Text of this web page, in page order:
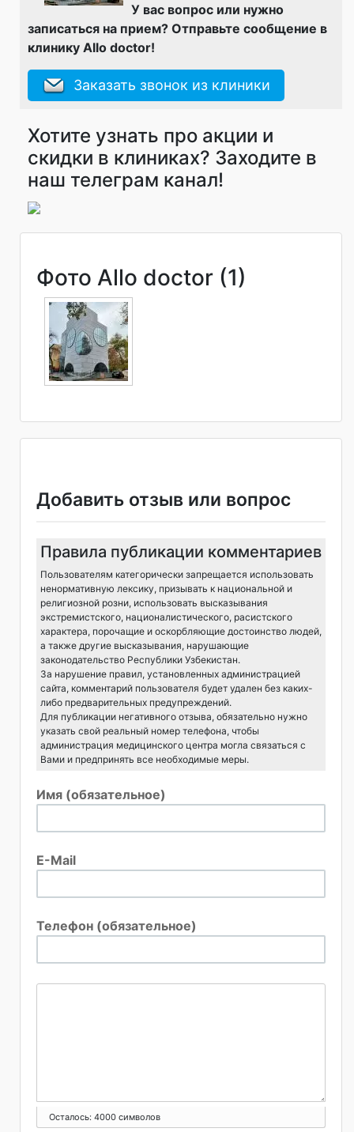
У вас вопрос или нужно
записаться на прием? Отправьте сообщение в
клинику Allo doctor!
Заказать звонок из клиники
Хотите узнать про акции и
скидки в клиниках? Заходите в
наш телеграм канал!
Фото Allo doctor (1)
Добавить отзыв или вопрос
Правила публикации комментариев
Пользователям категорически запрещается использовать
ненормативную лексику, призывать к национальной и
религиозной розни, использовать высказывания
экстремистского, националистического, расистского
характера, порочащие и оскорбляющие достоинство людей,
а также другие высказывания, нарушающие
законодательство Республики Узбекистан.
За нарушение правил, установленных администрацией
сайта, комментарий пользователя будет удален без каких-
либо предварительных предупреждений.
Для публикации негативного отзыва, обязательно нужно
указать свой реальный номер телефона, чтобы
администрация медицинского центра могла связаться с
Вами и предпринять все необходимые меры.
Имя (обязательное)
E-Mail
Телефон (обязательное)
Осталось: 4000 символов